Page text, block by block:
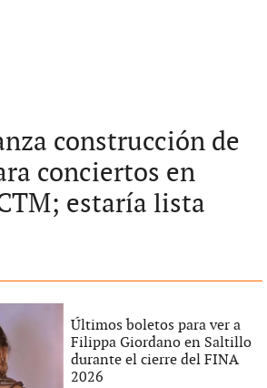
construcción de
conciertos en
estaría lista
Últimos boletos para ver a
Filippa Giordano en Saltillo
durante el cierre del FINA
2026